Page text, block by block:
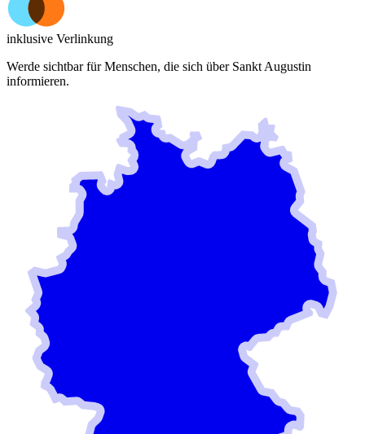
inklusive Verlinkung
Werde sichtbar für Menschen, die sich über Sankt Augustin
informieren.